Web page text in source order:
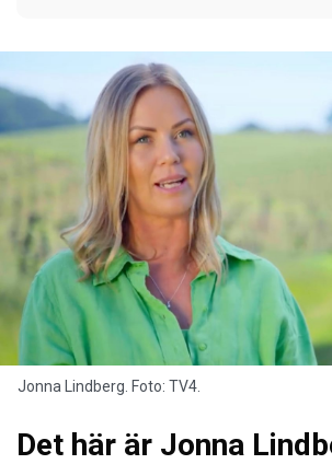
Jonna Lindberg. Foto: TV4.
Det här är Jonna